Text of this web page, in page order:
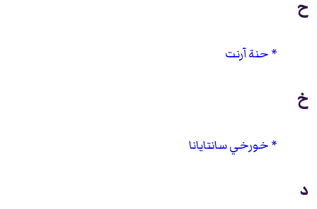
ح
حنة آرنت
خ
خورخي سانتايانا
د